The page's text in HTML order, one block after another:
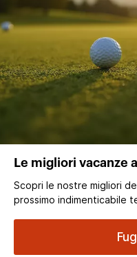
Le migliori vacanze
Scopri le nostre migliori
prossimo indimenticabile